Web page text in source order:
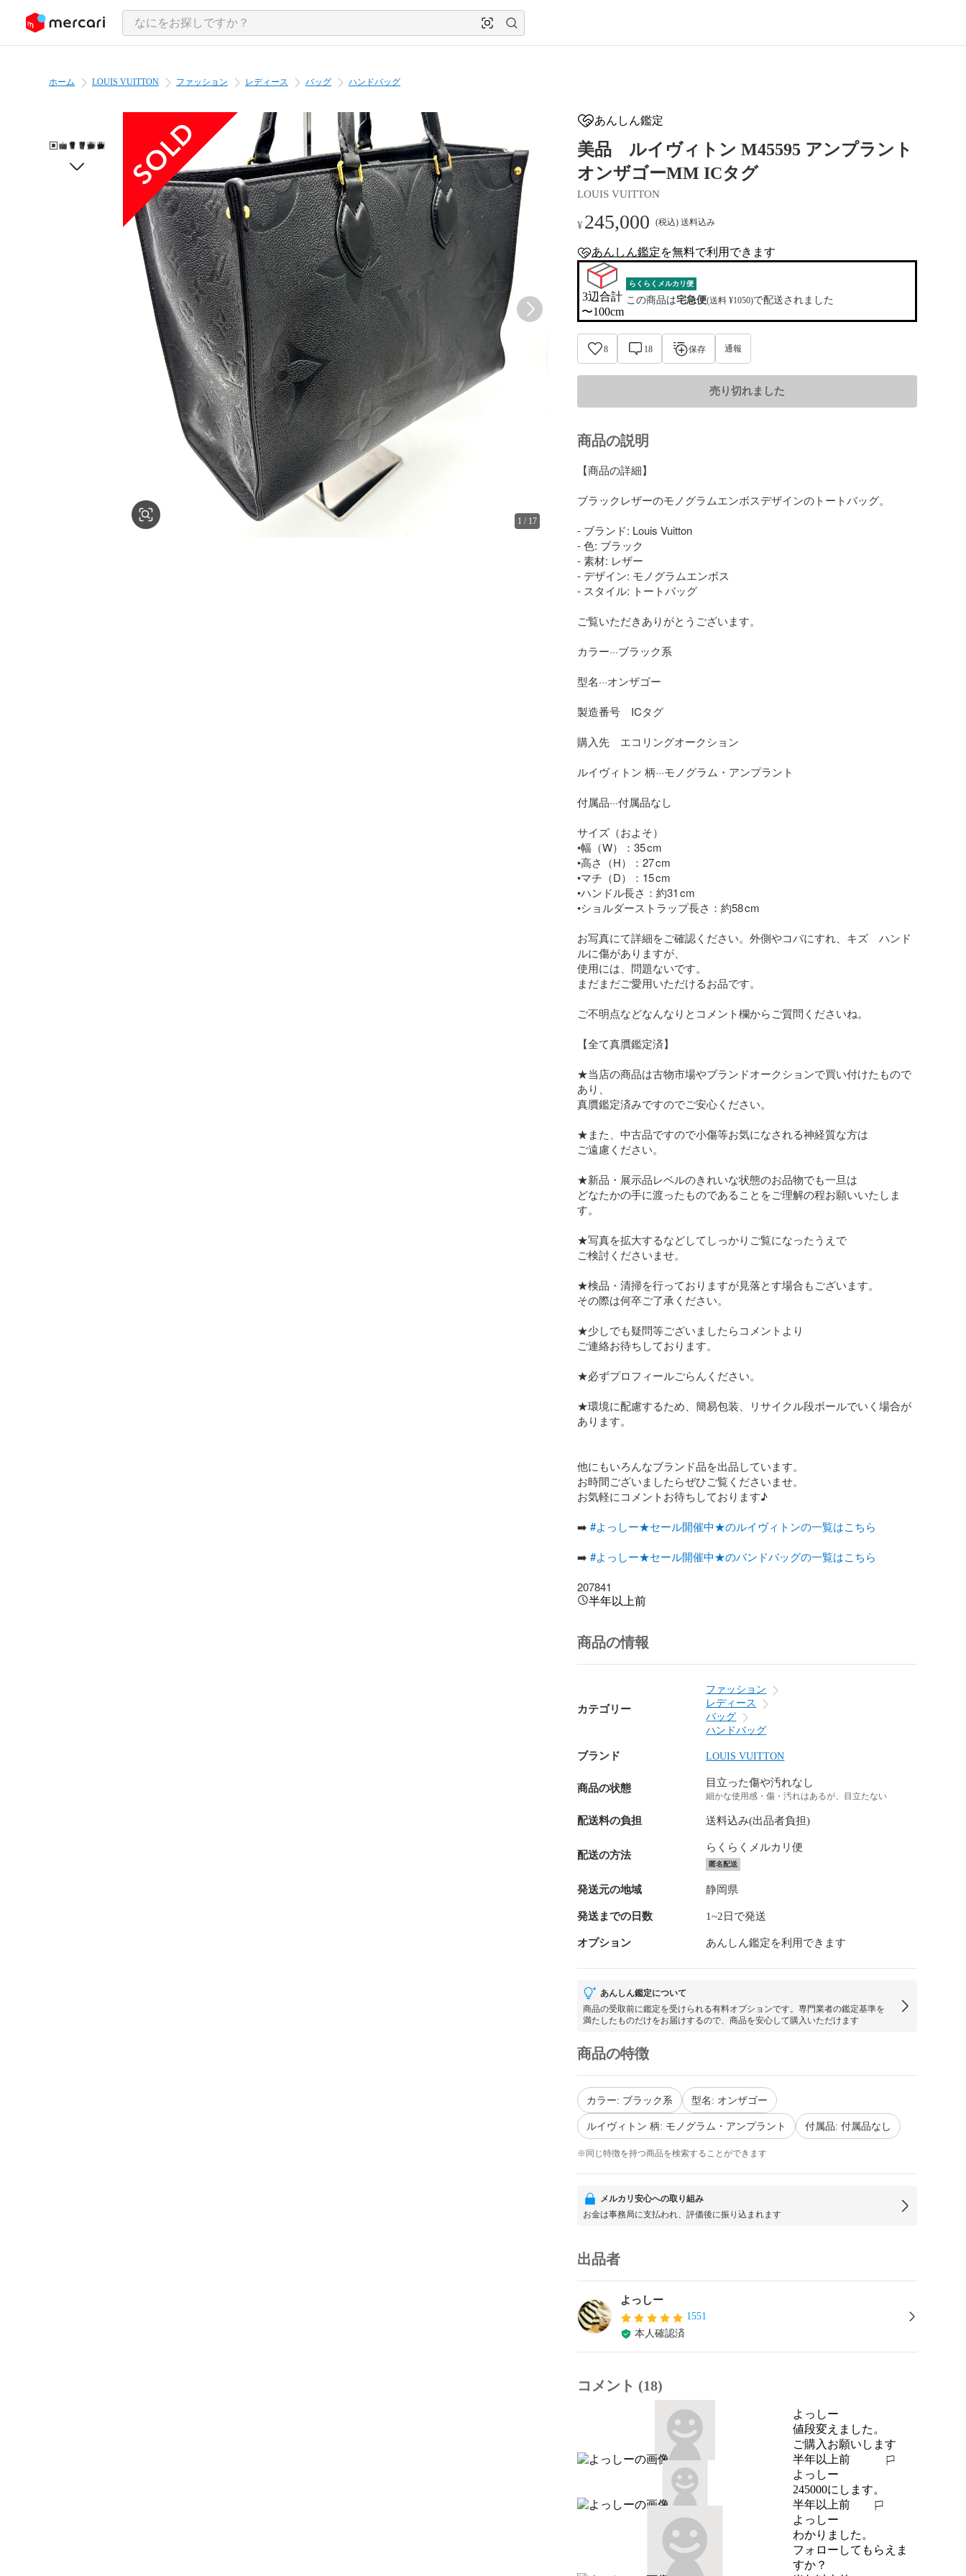
ツにスキップ
ホーム LOUIS VUITTON ファッション レディース バッグ ハンドバッグ
1 / 17
あんしん鑑定
美品 ルイヴィトン M45595 アンプラント
オンザゴーMM ICタグ
LOUIS VUITTON
¥ 245,000 (税込) 送料込み
anshin-appraisal-tag
あんしん鑑定を無料で利用できます
3辺合計
〜100cm
らくらくメルカリ便
この商品は宅急便(送料 ¥1050)で配送されました
8 18 保存 通報
売り切れました
商品の説明
【商品の詳細】
ブラックレザーのモノグラムエンボスデザインのトートバッグ。
- ブランド: Louis Vuitton
- 色: ブラック
- 素材: レザー
- デザイン: モノグラムエンボス
- スタイル: トートバッグ
ご覧いただきありがとうございます。
カラー···ブラック系
型名···オンザゴー
製造番号　ICタグ
購入先　エコリングオークション
ルイヴィトン 柄···モノグラム・アンプラント
付属品···付属品なし
サイズ（およそ）
•幅（W）：35 cm
•高さ（H）：27 cm
•マチ（D）：15 cm
•ハンドル長さ：約31 cm
•ショルダーストラップ長さ：約58 cm
お写真にて詳細をご確認ください。外側やコバにすれ、キズ　ハンド
ルに傷がありますが、
使用には、問題ないです。
まだまだご愛用いただけるお品です。
ご不明点などなんなりとコメント欄からご質問くださいね。
【全て真贋鑑定済】
★当店の商品は古物市場やブランドオークションで買い付けたもので
あり、
真贋鑑定済みですのでご安心ください。
★また、中古品ですので小傷等お気になされる神経質な方は
ご遠慮ください。
★新品・展示品レベルのきれいな状態のお品物でも一旦は
どなたかの手に渡ったものであることをご理解の程お願いいたしま
す。
★写真を拡大するなどしてしっかりご覧になったうえで
ご検討くださいませ。
★検品・清掃を行っておりますが見落とす場合もございます。
その際は何卒ご了承ください。
★少しでも疑問等ございましたらコメントより
ご連絡お待ちしております。
★必ずプロフィールごらんください。
★環境に配慮するため、簡易包装、リサイクル段ボールでいく場合が
あります。
他にもいろんなブランド品を出品しています。
お時間ございましたらぜひご覧くださいませ。
お気軽にコメントお待ちしております♪
➡️ #よっしー★セール開催中★のルイヴィトンの一覧はこちら
➡️ #よっしー★セール開催中★のバンドバッグの一覧はこちら
207841
半年以上前
商品の情報
カテゴリー
ファッション
レディース
バッグ
ハンドバッグ
ブランド LOUIS VUITTON
商品の状態 目立った傷や汚れなし
細かな使用感・傷・汚れはあるが、目立たない
配送料の負担 送料込み(出品者負担)
配送の方法
らくらくメルカリ便
匿名配送
発送元の地域 静岡県
発送までの日数 1~2日で発送
オプション あんしん鑑定を利用できます
あんしん鑑定について
商品の受取前に鑑定を受けられる有料オプションです。専門業者の鑑定基準を
満たしたものだけをお届けするので、商品を安心して購入いただけます
商品の特徴
カラー: ブラック系 型名: オンザゴー
ルイヴィトン 柄: モノグラム・アンプラント 付属品: 付属品なし
※同じ特徴を持つ商品を検索することができます
メルカリ安心への取り組み
お金は事務局に支払われ、評価後に振り込まれます
出品者
よっしー
1551
本人確認済
コメント (18)
よっしー
値段変えました。
ご購入お願いします
半年以上前
報告する
よっしー
245000にします。
半年以上前
報告する
よっしー
わかりました。
フォローしてもらえま
すか？